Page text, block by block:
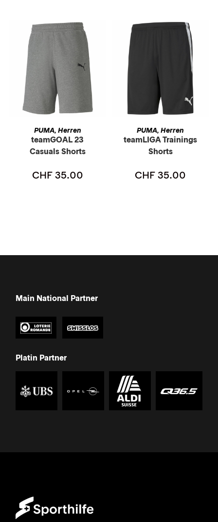
AUSFÜHRUNG WÄHLEN
PUMA, Herren
teamGOAL 23
Casuals Shorts
CHF35.00
AUSFÜHRUNG WÄHLEN
PUMA,Herren
teamLIGA Trainings
Shorts
CHF35.00
Main National Partner
Platin Partner